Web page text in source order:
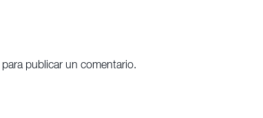
para publicar un comentario.